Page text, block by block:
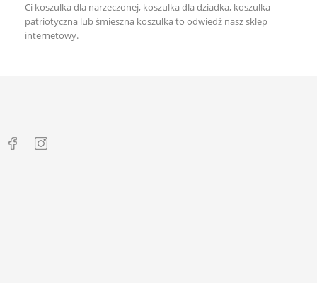
Ci koszulka dla narzeczonej, koszulka dla dziadka, koszulka
patriotyczna lubśmieszna koszulka to odwiedź nasz sklep
internetowy.